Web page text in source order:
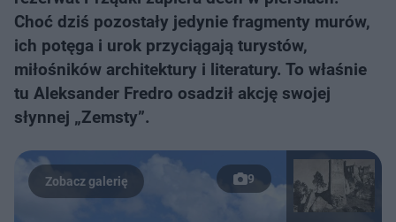
Choć dziś pozostały jedynie fragmenty murów,
ich potęga i urok przyciągają turystów,
miłośników architektury i literatury. To właśnie
tu Aleksander Fredro osadził akcję swojej
słynnej „Zemsty”.
9